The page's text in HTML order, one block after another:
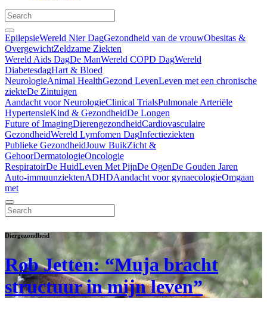
EpilepsieWereld Nier DagGezondheid van de vrouwObesitas &
OvergewichtZeldzame Ziekten
Wereld Aids DagDe ManWereld COPD DagWereld
DiabetesdagHart & Bloed
NeurologieAnimal HealthGezond LevenLeven met een chronische
ziekteDe Zintuigen
Aandacht voor NeurologieClinical TrialsPulmonale Arteriële
HypertensieKind & GezondheidDe Longen
Future of ImagingDierengezondheidCardiovasculaire
GezondheidWereld Lymfomen DagInfectieziekten
Publieke GezondheidJouw BuikZicht &
GehoorDermatologieOncologie
RespiratoirDe HuidLeven Met PijnDe OgenDe Gouden Jaren
Auto-immuunziektenADHDAandacht voor gynaecologieOmgaan
met
Diergezondheid
Rob Jetten: “Muja bracht
structuur in mijn leven”